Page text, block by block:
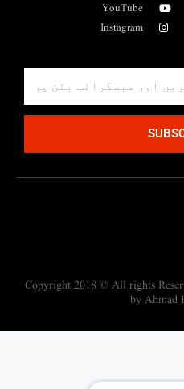
YouTube
Instagram
Copyright 2018 © All rights
by Ahmad